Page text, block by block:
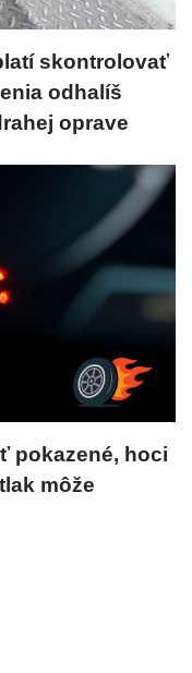
skontrolovať
odhalíš
oprave
pokazené, hoci
môže